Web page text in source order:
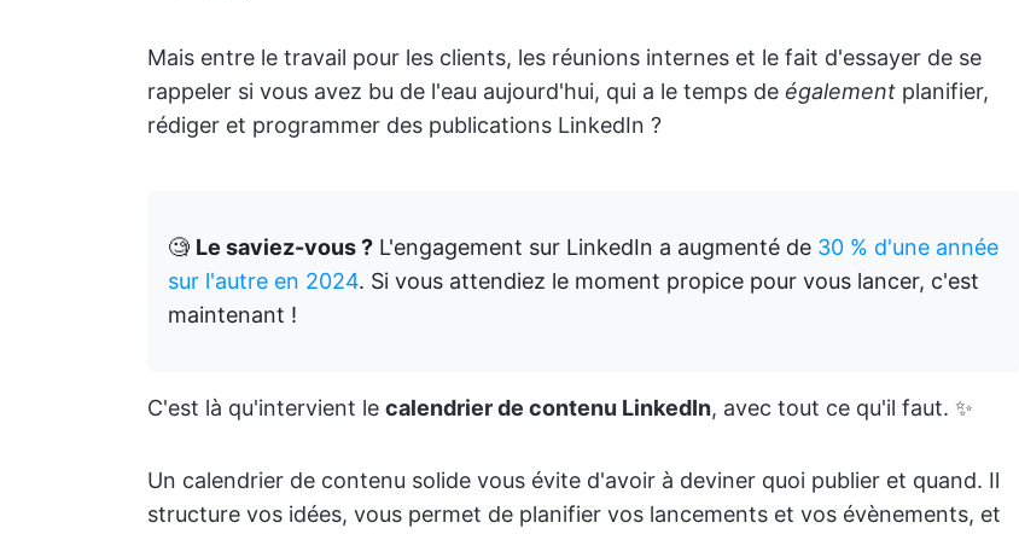
Mais entre le travail pour les clients, les réunions internes et le fait d'essayer de se
rappeler si vous avez bu de l'eau aujourd'hui, qui a le temps de également planifier,
rédiger et programmer des publications LinkedIn ?
🧐 Le saviez-vous ? L'engagement sur LinkedIn a augmenté de 30 % d'une année
sur l'autre en 2024. Si vous attendiez le moment propice pour vous lancer, c'est
maintenant !
C'est là qu'intervient le calendrier de contenu LinkedIn, avec tout ce qu'il faut. ✨
Un calendrier de contenu solide vous évite d'avoir à deviner quoi publier et quand. Il
structure vos idées, vous permet de planifier vos lancements et vos évènements, et